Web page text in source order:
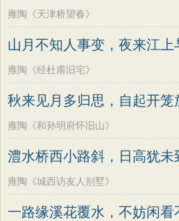
雍陶《天津桥望春》
山月不知人事变，夜来江上
雍陶《经杜甫旧宅》
秋来见月多归思，自起开笼
雍陶《和孙明府怀旧山》
澧水桥西小路斜，日高犹未
雍陶《城西访友人别墅》
一路缘溪花覆水，不妨闲看